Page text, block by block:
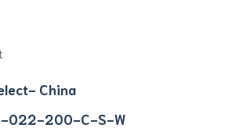
China
022-200-C-S-W